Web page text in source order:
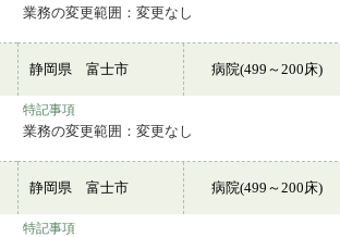
業務の変更範囲：変更なし
静岡県 富士市 病院(499～200床)
特記事項
業務の変更範囲：変更なし
静岡県 富士市 病院(499～200床)
特記事項